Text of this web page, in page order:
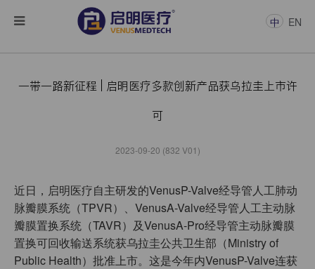
中 EN
一带一路新征程 | 启明医疗多款创新产品获乌拉圭上市许
可
2023-09-20 (832 V01)
近日，启明医疗自主研发的VenusP-Valve经导管人工肺动
脉瓣膜系统（TPVR）、VenusA-Valve经导管人工主动脉
瓣膜置换系统（TAVR）及VenusA-Pro经导管主动脉瓣膜
置换可回收输送系统获乌拉圭公共卫生部（Ministry of
Public Health）批准上市。这是今年内VenusP-Valve连获